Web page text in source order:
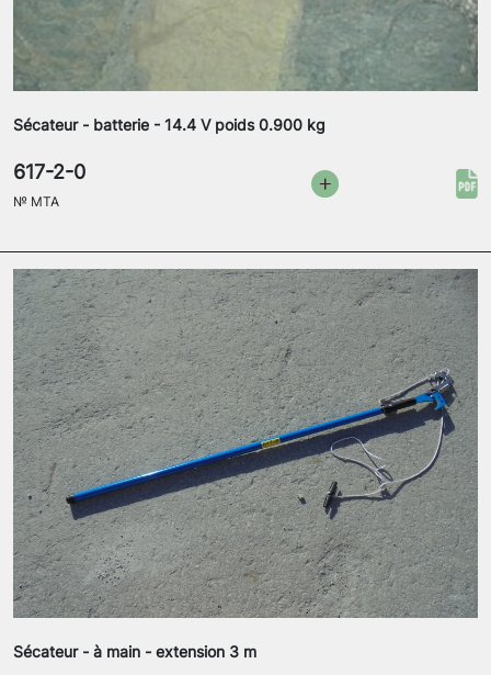
Sécateur - batterie - 14.4 V poids 0.900 kg
617-2-0
№ MTA
Sécateur - à main - extension 3 m